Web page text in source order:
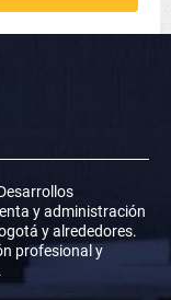
y administración
y alrededores.
profesional y